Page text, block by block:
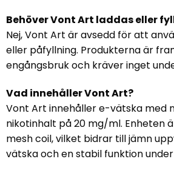
Behöver Vont Art laddas eller
Nej, Vont Art är avsedd för att
eller påfyllning. Produkterna är
engångsbruk och kräver inget
Vad innehåller Vont Art?
Vont Art innehåller e-vätska med
nikotinhalt på 20 mg/ml. Enheten
mesh coil, vilket bidrar till jämn
vätska och en stabil funktion